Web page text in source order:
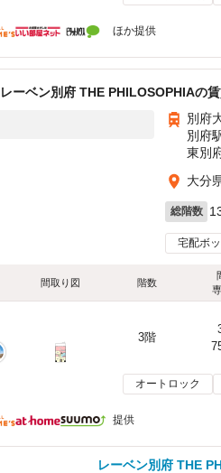
ほか提供
レーベン別府 THE PHILOSOPHIAの
別府
別府
東別
大分
総階数
宅配ボ
間取り図 階数
3階
オートロック
提供
レーベン別府 THE